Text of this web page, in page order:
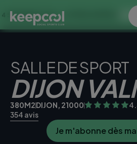
0€ << OFFRE LIMITÉE ☀️ OFFRE
SALLE DE SPORT
DIJON
380M2DIJON, 21000
354 avis
Je m'abonne dès